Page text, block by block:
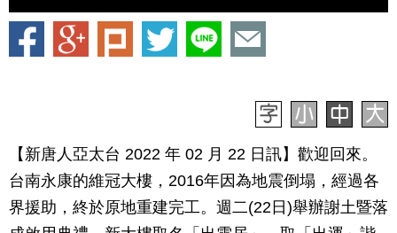
【新唐人亞太台 2022 年 02 月 22 日訊】歡迎回來。
台南永康的維冠大樓，2016年因為地震倒塌，經過各
界援助，終於原地重建完工。週二(22日)舉辦謝土暨落